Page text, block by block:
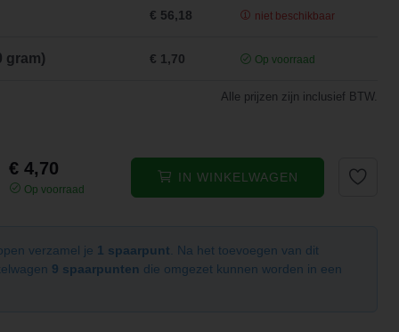
€ 56,18 niet beschikbaar
gram) € 1,70 Op voorraad
Alle prijzen zijn inclusief BTW.
€ 4,70
Op voorraad
IN WINKELWAGEN
verzamel je 1 spaarpunt . Na het toevoegen van dit
9 spaarpunten die omgezet kunnen worden in een